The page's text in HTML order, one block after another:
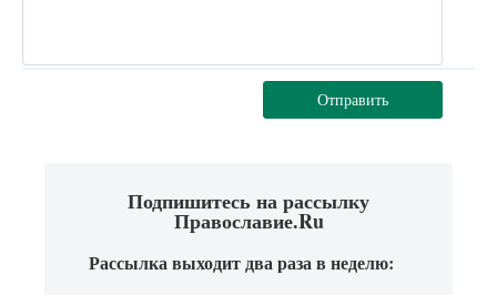
Отправить
Подпишитесь на рассылку
Православие.Ru
Рассылка выходит два раза в неделю: